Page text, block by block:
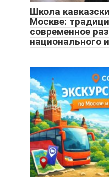
Школа
Москве:
современное
национального